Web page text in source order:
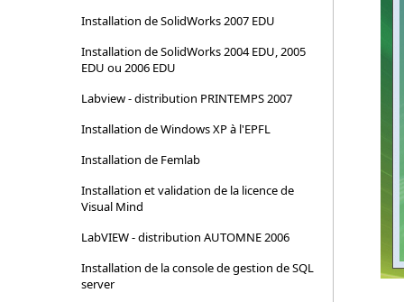
Installation de SolidWorks 2007 EDU
Installation de SolidWorks 2004 EDU, 2005
EDU ou 2006 EDU
Labview - distribution PRINTEMPS 2007
Installation de Windows XP à l'EPFL
Installation de Femlab
Installation et validation de la licence de
Visual Mind
LabVIEW - distribution AUTOMNE 2006
Installation de la console de gestion de SQL
server